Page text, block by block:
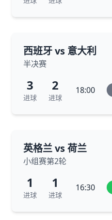
西班牙 vs 意大利
半决赛
3
进球
2
进球
18:00
英格兰 vs 荷兰
小组赛第2轮
1
进球
1
进球
16:30